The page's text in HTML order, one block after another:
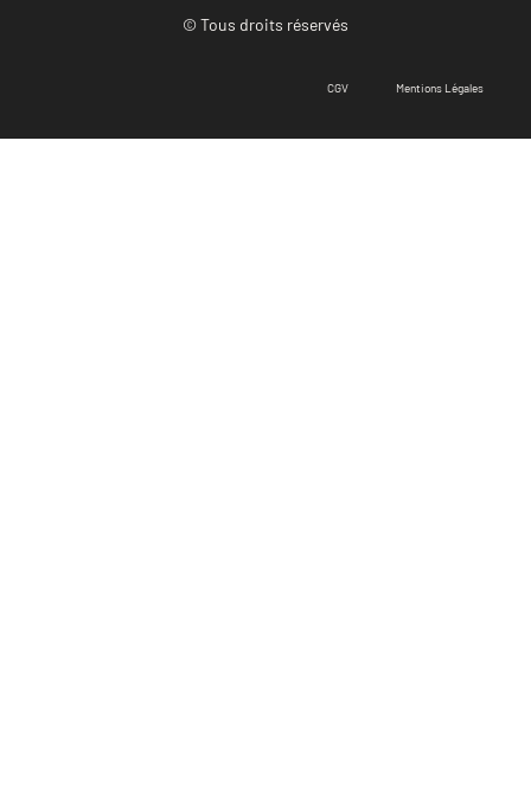
© Tous droits réservés
CGV Mentions Légales